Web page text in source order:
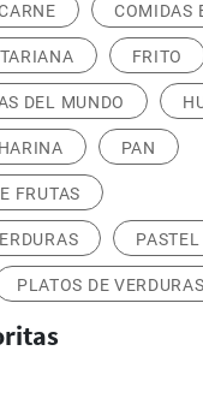
COMIDAS
FRITO
DEL MUNDO
HARINA PAN
FRUTAS
PASTEL
PLATOS DE VERDURAS